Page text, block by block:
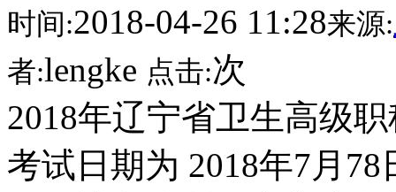
时间:2018-04-26 11:28来源:
者:lengke 点击:次
2018年辽宁省卫生高级
考试日期为 2018年7月